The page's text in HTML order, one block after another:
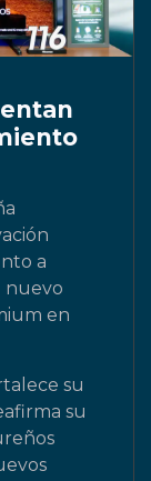
a
nuevo
en
su
su